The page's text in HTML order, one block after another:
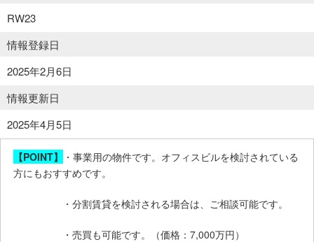
RW23
情報登録日
2025年2月6日
情報更新日
2025年4月5日
【POINT】 ・ 事業用の物件です。オフィスビルを検討されている
方にもおすすめです。
・ 分割賃貸を検討される場合は、ご相談可能です。
・売買も可能です。（価格：7,000万円）